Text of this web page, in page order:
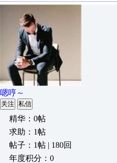
嗯哼～
关注 私信
精华：0帖
求助：1帖
帖子：1帖 | 180回
年度积分：0